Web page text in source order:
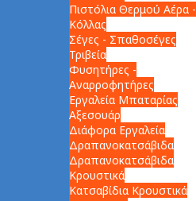
Πιστόλια Θερμού Αέρα -
Κόλλας
Σέγες - Σπαθοσέγες
Τριβεία
Φυσητήρες -
Αναρροφητήρες
Εργαλεία Μπαταρίας
Αξεσουάρ
Διάφορα Εργαλεία
Δραπανοκατσάβιδα
Δραπανοκατσάβιδα
Κρουστικά
Κατσαβίδια Κρουστικά